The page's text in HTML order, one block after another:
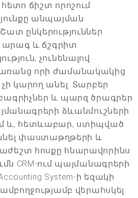
ճիշտ որոշում
անպայման
ընկերություններ
արագ և ճշգրիտ
չունենալով
որի ժամանակակից
կարող անել: Տարբեր
և պարզ ծրագրեր
ձևանմուշների
և, հետևաբար, ստիպված
փաստաթղթերի և
հոսքը հնարավորինս
CRM-ում պայմանագրերի
System-ի եզակի
վերահսկել